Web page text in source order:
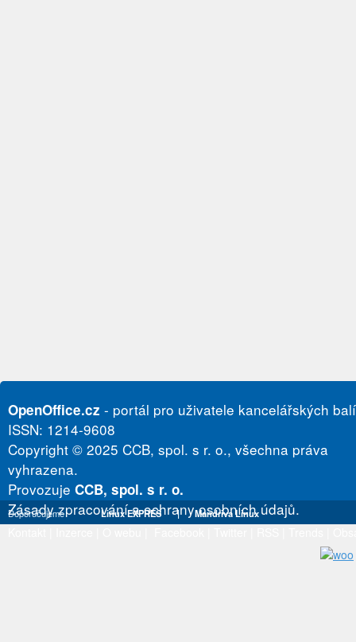
OpenOffice.cz - portál pro uživatele kancelářských
ISSN: 1214-9608
Copyright © 2025 CCB, spol. s r. o., všechna práva
vyhrazena.
Provozuje CCB, spol. s r. o.
Zásady zpracování a ochrany osobních údajů.
Doporučujeme Linux EXPRES | Mandriva Linux